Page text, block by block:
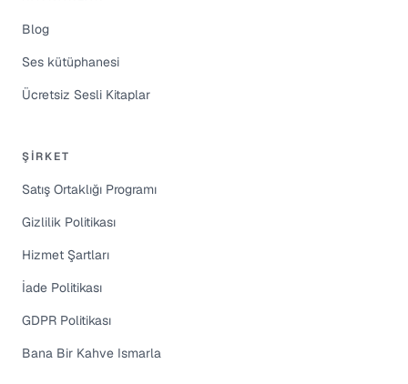
Blog
Ses kütüphanesi
Ücretsiz Sesli Kitaplar
ŞIRKET
Satış Ortaklığı Programı
Gizlilik Politikası
Hizmet Şartları
İade Politikası
GDPR Politikası
Bana Bir Kahve Ismarla